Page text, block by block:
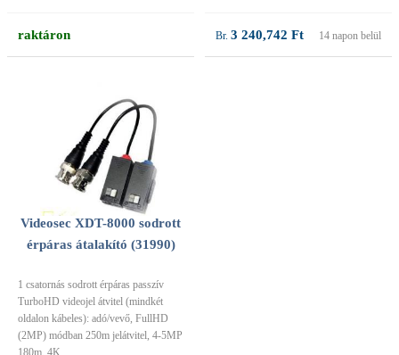
raktáron 3 240,742 Ft 14 napon belül
Videosec XDT-8000 sodrott
érpáras átalakító (31990)
1 csatornás sodrott érpáras passzív
TurboHD videojel átvitel (mindkét
oldalon kábeles): adó/vevő, FullHD
(2MP) módban 250m jelátvitel, 4-5MP
180m, 4K